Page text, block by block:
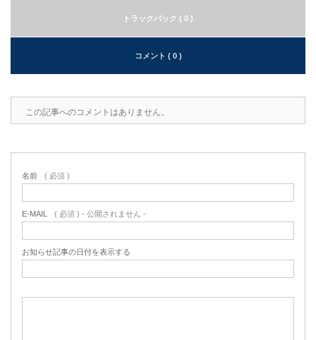
トラックバック ( 0 )
コメント ( 0 )
この記事へのコメントはありません。
名前 ( 必須 )
E-MAIL ( 必須 ) - 公開されません -
お知らせ記事の日付を表示する